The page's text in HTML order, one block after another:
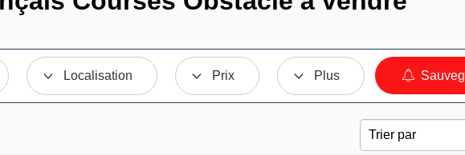
Localisation Prix Plus